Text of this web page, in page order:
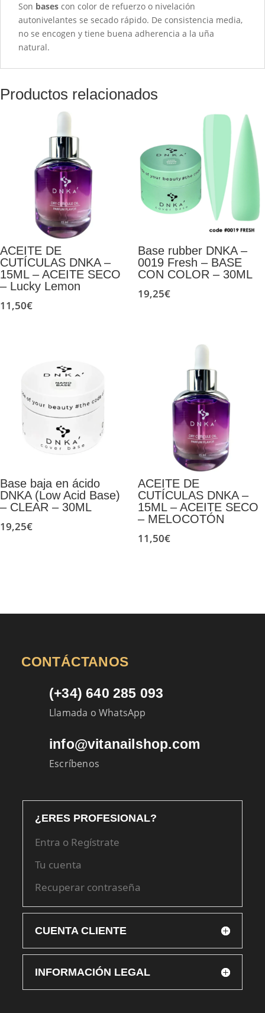
12ml
cantidad
Son bases con color de refuerzo o nivelación
autonivelantes se secado rápido. De consistencia media,
no se encogen y tiene buena adherencia a la uña
natural.
Productos relacionados
ACEITE DE
CUTÍCULAS DNKA –
15ML – ACEITE SECO
– Lucky Lemon
11,50€
Base rubber DNKA –
0019 Fresh – BASE
CON COLOR – 30ML
19,25€
Base baja en ácido
DNKA (Low Acid Base)
– CLEAR – 30ML
19,25€
ACEITE DE
CUTÍCULAS DNKA –
15ML – ACEITE SECO
– MELOCOTÓN
11,50€
CONTÁCTANOS
(+34) 640 285 093
Llamada o WhatsApp
info@vitanailshop.com
Escríbenos
¿ERES PROFESIONAL?
Entra o Regístrate
Tu cuenta
Recuperar contraseña
CUENTA CLIENTE
INFORMACIÓN LEGAL